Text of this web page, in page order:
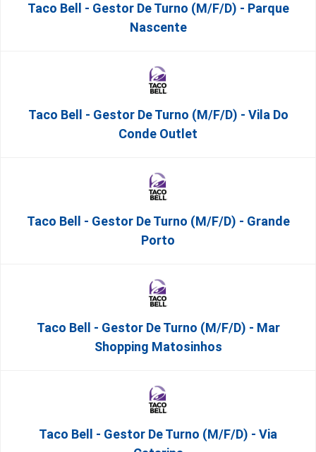
Taco Bell - Gestor De Turno (m/f/d) - Parque
Nascente
Taco Bell - Gestor De Turno (m/f/d) - Vila Do
Conde Outlet
Taco Bell - Gestor De Turno (m/f/d) - Grande
Porto
Taco Bell - Gestor De Turno (m/f/d) - Mar
Shopping Matosinhos
Taco Bell - Gestor De Turno (m/f/d) - Via